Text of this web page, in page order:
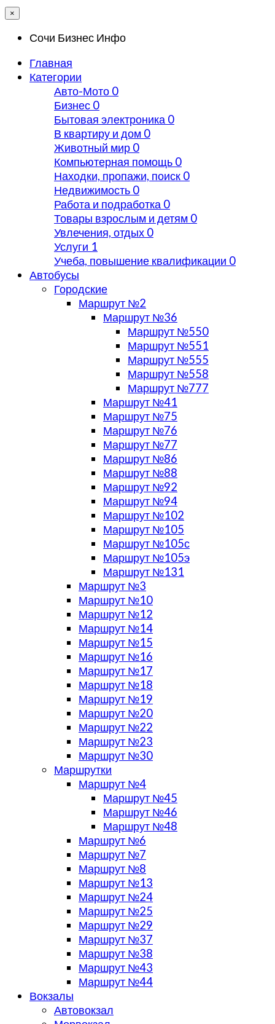
×
Сочи Бизнес Инфо
Главная
Категории
Авто-Мото 0
Бизнес 0
Бытовая электроника 0
В квартиру и дом 0
Животный мир 0
Компьютерная помощь 0
Находки, пропажи, поиск 0
Недвижимость 0
Работа и подработка 0
Товары взрослым и детям 0
Увлечения, отдых 0
Услуги 1
Учеба, повышение квалификации 0
Автобусы
Городские
Маршрут №2
Маршрут №36
Маршрут №550
Маршрут №551
Маршрут №555
Маршрут №558
Маршрут №777
Маршрут №41
Маршрут №75
Маршрут №76
Маршрут №77
Маршрут №86
Маршрут №88
Маршрут №92
Маршрут №94
Маршрут №102
Маршрут №105
Маршрут №105с
Маршрут №105э
Маршрут №131
Маршрут №3
Маршрут №10
Маршрут №12
Маршрут №14
Маршрут №15
Маршрут №16
Маршрут №17
Маршрут №18
Маршрут №19
Маршрут №20
Маршрут №22
Маршрут №23
Маршрут №30
Маршрутки
Маршрут №4
Маршрут №45
Маршрут №46
Маршрут №48
Маршрут №6
Маршрут №7
Маршрут №8
Маршрут №13
Маршрут №24
Маршрут №25
Маршрут №29
Маршрут №37
Маршрут №38
Маршрут №43
Маршрут №44
Вокзалы
Автовокзал